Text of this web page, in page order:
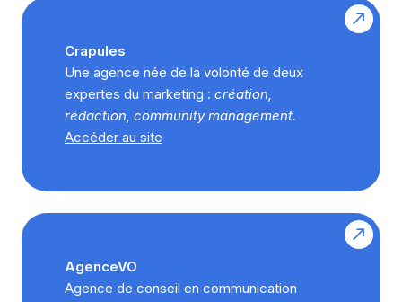
Crapules
Une agence née de la volonté de deux
expertes du marketing : création,
rédaction, community management.
Accéder au site
AgenceVO
Agence de conseil en communication